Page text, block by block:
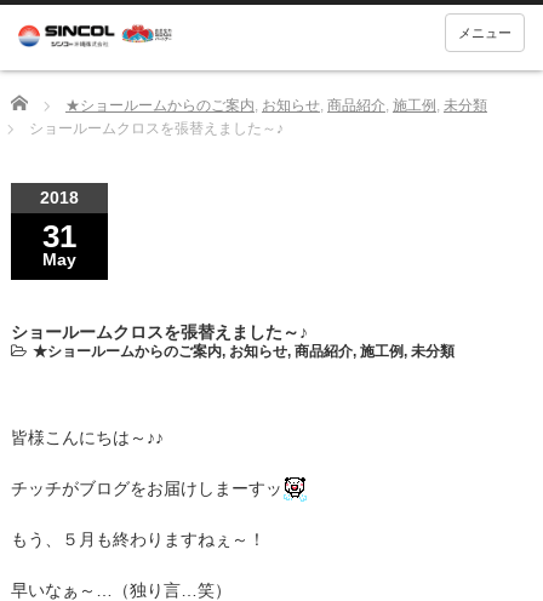
メニュー
Home ★ショールームからのご案内, お知らせ, 商品紹介, 施工例 , 未分類
ショールームクロスを張替えました～♪
2018
31
May
ショールームクロスを張替えました～♪
★ショールームからのご案内, お知らせ, 商品紹介, 施工例, 未分類
皆様こんにちは～♪♪
チッチがブログをお届けしまーすッ
もう、５月も終わりますねぇ～！
早いなぁ～…（独り言…笑）